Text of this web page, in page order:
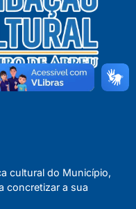
cultural do Município,
concretizar a sua